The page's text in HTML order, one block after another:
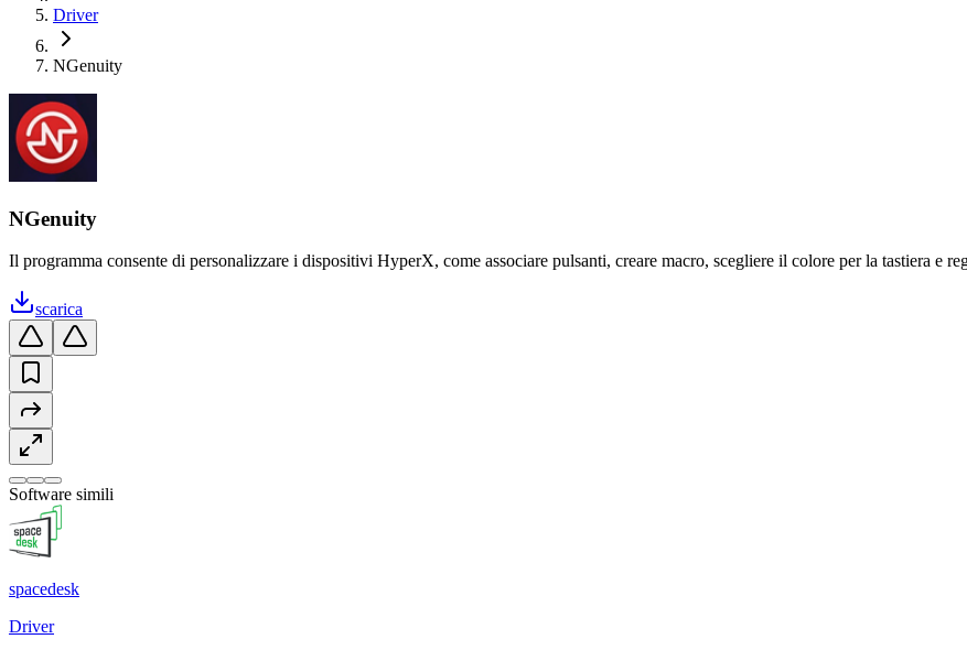
Driver
NGenuity
NGenuity
Il programma consente di personalizzare i dispositivi HyperX, come associare pulsanti, creare macro, scegliere il colore per la tastiera e
scarica
Software simili
spacedesk
Driver